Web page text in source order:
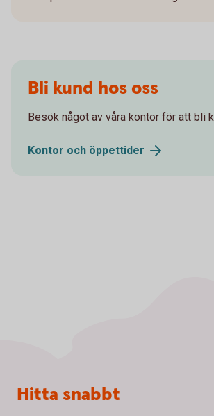
Bli kund hos oss
Besök något av våra kontor för att bli
Kontor och öppettider
Sidfot
Hitta snabbt